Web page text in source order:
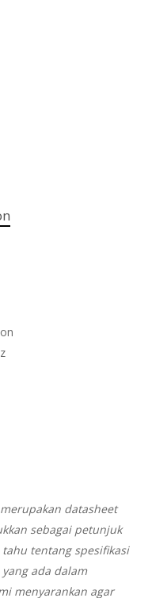
datasheet
sebagai petunjuk
tentang spesifikasi
ada dalam
menyarankan agar